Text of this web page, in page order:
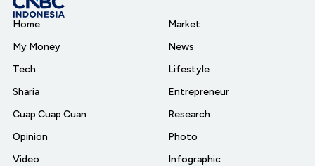
Home
My Money
Tech
Sharia
Cuap Cuap Cuan
Opinion
Video
Market
News
Lifestyle
Entrepreneur
Research
Photo
Infographic